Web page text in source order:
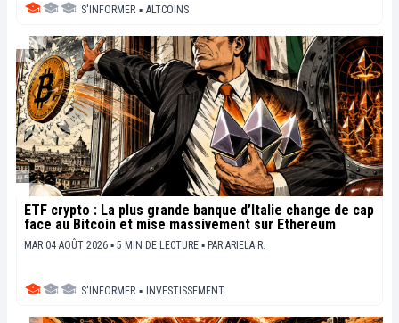
S'INFORMER ▪ ALTCOINS
ETF crypto : La plus grande banque d’Italie change de cap
face au Bitcoin et mise massivement sur Ethereum
MAR 04 AOÛT 2026 ▪ 5 MIN DE LECTURE ▪ PAR ARIELA R.
S'INFORMER ▪ INVESTISSEMENT